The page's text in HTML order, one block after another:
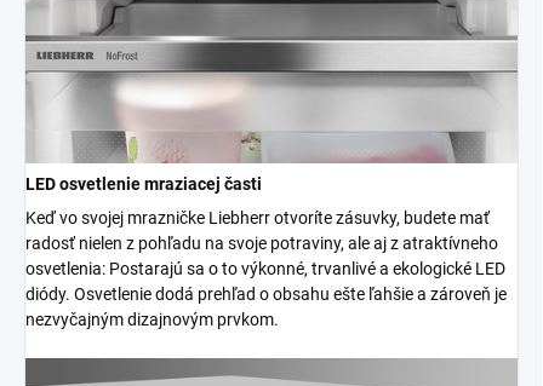
LED osvetlenie mraziacej časti
Keď vo svojej mrazničke Liebherr otvoríte zásuvky, budete mať
radosť nielen z pohľadu na svoje potraviny, ale aj z atraktívneho
osvetlenia: Postarajú sa o to výkonné, trvanlivé a ekologické LED
diódy. Osvetlenie dodá prehľad o obsahu ešte ľahšie a zároveň je
nezvyčajným dizajnovým prvkom.